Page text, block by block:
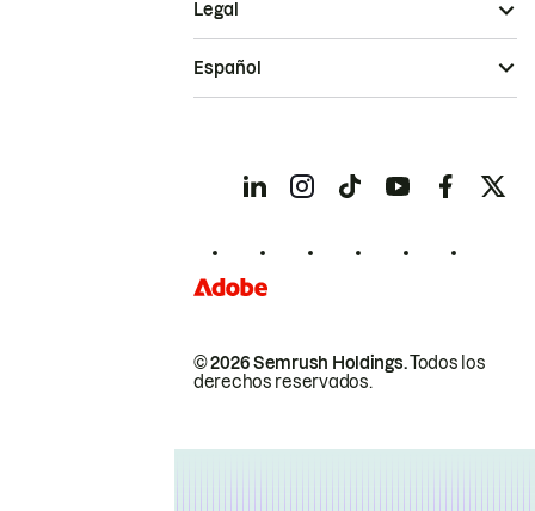
© 2026 Semrush Holdings.Todos los
derechos reservados.
Legal
Español